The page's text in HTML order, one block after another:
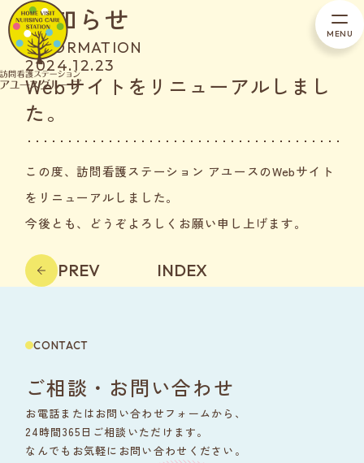
お知らせ
INFORMATION
2024.12.23
Webサイトをリニューアルしまし
た。
この度、訪問看護ステーション アユースのWebサイト
をリニューアルしました。
今後とも、どうぞよろしくお願い申し上げます。
PREV INDEX
CONTACT
ご相談・ お問い合わせ
お電話またはお問い合わせフォームから、
24時間365日ご相談いただけます。
なんでもお気軽にお問い合わせください。